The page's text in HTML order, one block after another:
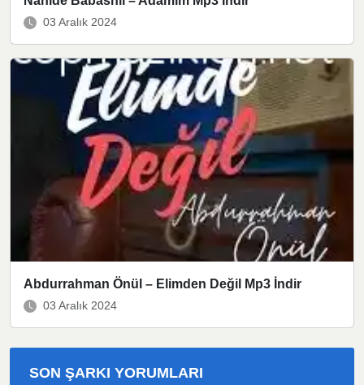
03 Aralık 2024
Abdurrahman Önül – Elimden Değil Mp3 İndir
03 Aralık 2024
SON ŞARKI YORUMLARI